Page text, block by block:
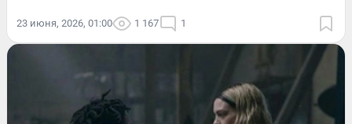
23 июня, 2026, 01:00 1 167 1